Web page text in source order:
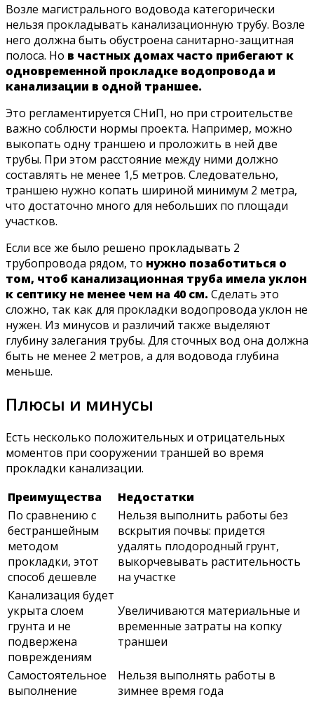
Возле магистрального водовода категорически
нельзя прокладывать канализационную трубу. Возле
него должна быть обустроена санитарно-защитная
полоса. Но в частных домах часто прибегают к
одновременной прокладке водопровода и
канализации в одной траншее.
Это регламентируется СНиП, но при строительстве
важно соблюсти нормы проекта. Например, можно
выкопать одну траншею и проложить в ней две
трубы. При этом расстояние между ними должно
составлять не менее 1,5 метров. Следовательно,
траншею нужно копать шириной минимум 2 метра,
что достаточно много для небольших по площади
участков.
Если все же было решено прокладывать 2
трубопровода рядом, то нужно позаботиться о
том, чтоб канализационная труба имела уклон
к септику не менее чем на 40 см. Сделать это
сложно, так как для прокладки водопровода уклон не
нужен. Из минусов и различий также выделяют
глубину залегания трубы. Для сточных вод она должна
быть не менее 2 метров, а для водовода глубина
меньше.
Плюсы и минусы
Есть несколько положительных и отрицательных
моментов при сооружении траншей во время
прокладки канализации.
Преимущества
Недостатки
По сравнению с
бестраншейным
методом
прокладки, этот
способ дешевле
Нельзя выполнить работы без
вскрытия почвы: придется
удалять плодородный грунт,
выкорчевывать растительность
на участке
Канализация будет
укрыта слоем
грунта и не
подвержена
повреждениям
Увеличиваются материальные и
временные затраты на копку
траншеи
Самостоятельное
выполнение
Нельзя выполнять работы в
зимнее время года